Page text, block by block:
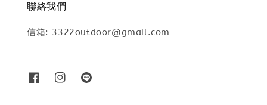
聯絡我們
信箱: 3322outdoor@gmail.com